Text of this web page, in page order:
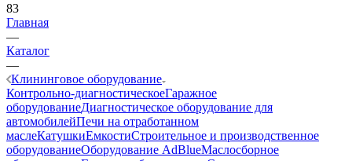
83
Главная
—
Каталог
—
Клининговое оборудование
Контрольно-диагностическоеГаражное
оборудованиеДиагностическое оборудование для
автомобилейПечи на отработанном
маслеКатушкиЕмкостиСтроительное и производственное
оборудованиеОборудование AdBlueМаслосборное